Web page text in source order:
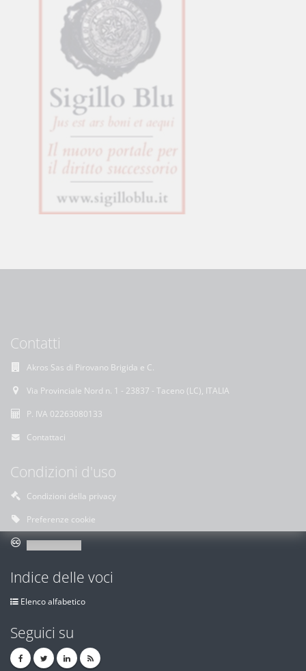
Contatti
Akros Sas di Pirovano Brigida e C.
Via Provinciale Nord n. 1 - 23837 - Taceno (LC), ITALIA
P. IVA 02263080133
Contattaci
Condizioni d'uso
Condizioni della privacy
Preferenze cookie
Indice delle voci
Elenco alfabetico
Seguici su